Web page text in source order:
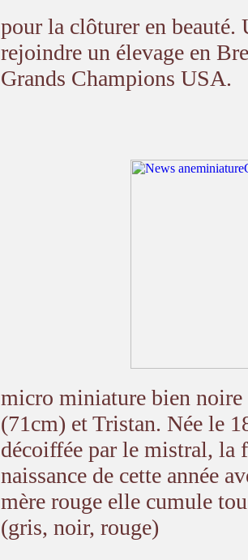
pour la clôturer en
rejoindre un élevage en
Grands Champions USA.
micro miniature bien
(71cm) et Tristan. Née le
décoiffée par le mistral, la
naissance de cette année
mère rouge elle cumule
(gris, noir, rouge)